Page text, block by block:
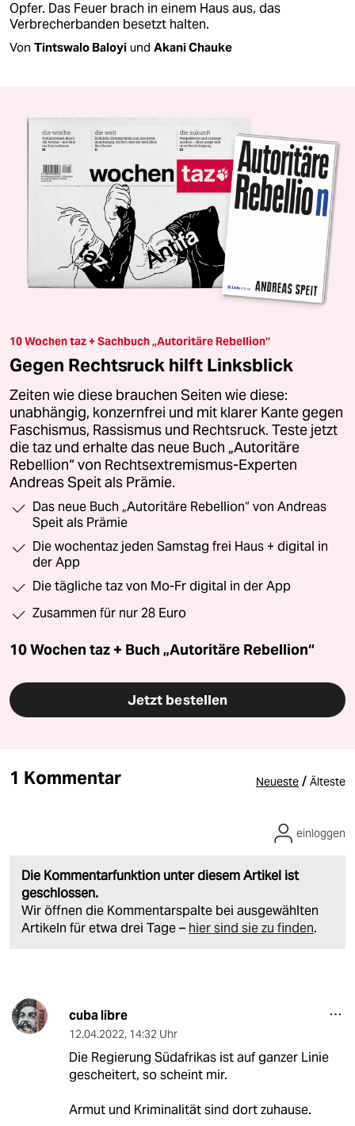
Opfer. Das Feuer brach in einem Haus aus, das
Verbrecherbanden besetzt halten.
Von Tintswalo Baloyi und Akani Chauke
10 Wochen taz + Sachbuch „Autoritäre Rebellion“
Gegen Rechtsruck hilft Linksblick
Zeiten wie diese brauchen Seiten wie diese:
unabhängig, konzernfrei und mit klarer Kante gegen
Faschismus, Rassismus und Rechtsruck. Teste jetzt
die taz und erhalte das neue Buch „Autoritäre
Rebellion“ von Rechtsextremismus-Experten
Andreas Speit als Prämie.
Das neue Buch „Autoritäre Rebellion“ von Andreas
Speit als Prämie
Die wochentaz jeden Samstag frei Haus + digital in
der App
Die tägliche taz von Mo-Fr digital in der App
Zusammen für nur 28 Euro
10 Wochen taz + Buch „Autoritäre Rebellion“
Jetzt bestellen
1 Kommentar Neueste / Älteste
Die Kommentarfunktion unter diesem Artikel ist
geschlossen.
Wir öffnen die Kommentarspalte bei ausgewählten
Artikeln für etwa drei Tage – hier sind sie zu finden.
einloggen
cuba libre
12.04.2022, 14:32 Uhr
Die Regierung Südafrikas ist auf ganzer Linie
gescheitert, so scheint mir.
Armut und Kriminalität sind dort zuhause.